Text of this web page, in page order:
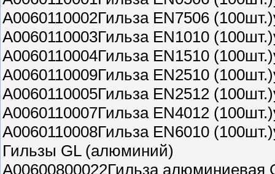
A0060110002Гильза EN7506
A0060110003Гильза EN1010
A0060110004Гильза EN1510
A0060110009Гильза EN2510
A0060110005Гильза EN2512
A0060110007Гильза EN4012
A0060110008Гильза EN6010
Гильзы GL (алюминий)
A00600800022Гильза алюминиевая